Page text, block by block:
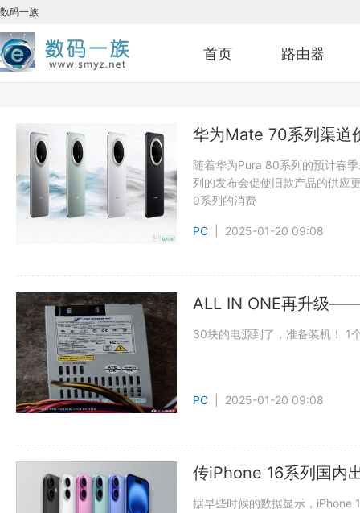
数码一族
首页 路由器
华为Mate 70系列渠道
随着华为Pura 80系列的预计春
列的发布会促使旧款产品的供应
0系列的消费
PC | 2025-01-20 09:08
ALL IN ONE再升级
30块的电源到了，准备装机！ 1
PC | 2025-01-20 09:08
传iPhone 16系列国内
据早些时候的数据显示，iPhone